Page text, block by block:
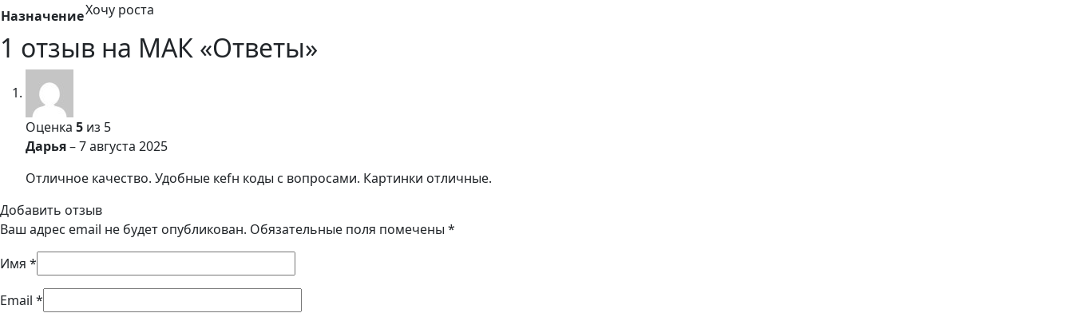
НазначениеХочу роста
1 отзыв на МАК «Ответы»
Оценка 5 из 5
Дарья–7 августа 2025
Отличное качество. Удобные кefн коды с вопросами. Картинки отличные.
Добавить отзыв
Ваш адрес email не будет опубликован. Обязательные поля помечены *
Имя *
Email *